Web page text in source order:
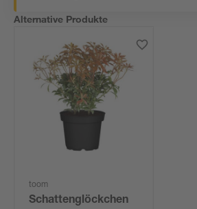
Alternative Produkte
toom
Schattenglöckchen